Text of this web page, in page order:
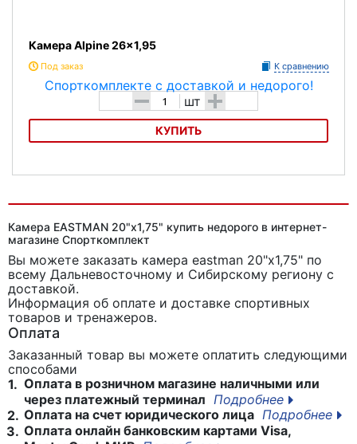
Камера Alpine 26x1,95
Под заказ К сравнению
- шт +
КУПИТЬ
Камера EASTMAN 20"х1,75" купить недорого в интернет-
магазине Спорткомплект
Вы можете заказать камера eastman 20"х1,75" по
всему Дальневосточному и Сибирскому региону с
доставкой.
Информация об оплате и доставке спортивных
товаров и тренажеров.
Оплата
Заказанный товар вы можете оплатить следующими
способами
1. Оплата в розничном магазине наличными или
через платежный терминал Подробнее
2. Оплата на счет юридического лица Подробнее
3. Оплата онлайн банковским картами Visa,